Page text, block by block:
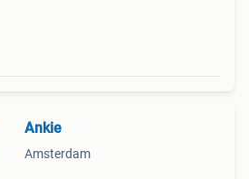
Ankie
Amsterdam